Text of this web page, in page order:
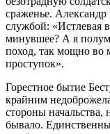
сраженье. Александр
службой: «Истлевая
минувшее? А я
поход, так мощно во
проступок».
Горестное бытие
крайним
стороны начальства,
бывало.